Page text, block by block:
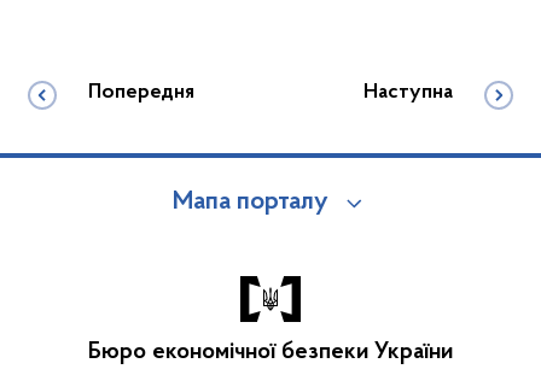
Попередня Наступна
Мапа порталу
Бюро економічної безпеки України